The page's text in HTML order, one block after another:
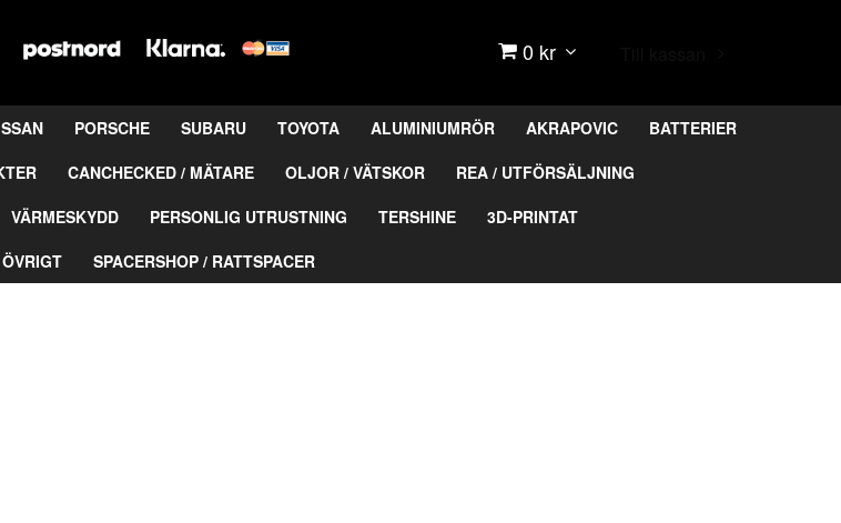
0 kr
PORSCHE SUBARU TOYOTA ALUMINIUMRÖR AKRAPOVIC
BATTERIER
CANCHECKED / MÄTARE OLJOR / VÄTSKOR
REA / UTFÖRSÄLJNING
VÄRMESKYDD PERSONLIG UTRUSTNING TERSHINE
3D-PRINTAT
SPACERSHOP / RATTSPACER